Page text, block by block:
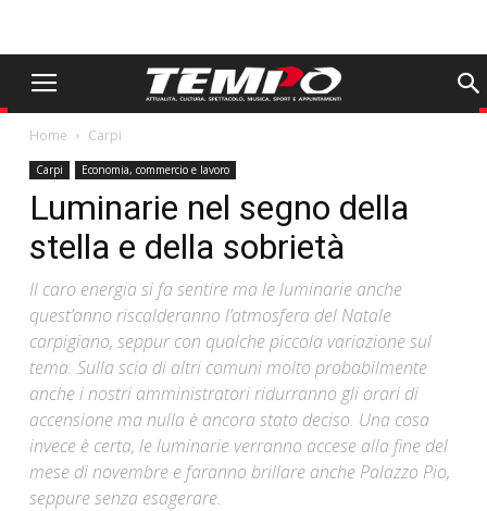
Home Carpi
Carpi Economia, commercio e lavoro
Luminarie nel segno della
stella e della sobrietà
Il caro energia si fa sentire ma le luminarie anche
quest’anno riscalderanno l’atmosfera del Natale
carpigiano, seppur con qualche piccola variazione sul
tema. Sulla scia di altri comuni molto probabilmente
anche i nostri amministratori ridurranno gli orari di
accensione ma nulla è ancora stato deciso. Una cosa
invece è certa, le luminarie verranno accese alla fine del
mese di novembre e faranno brillare anche Palazzo Pio,
seppure senza esagerare.